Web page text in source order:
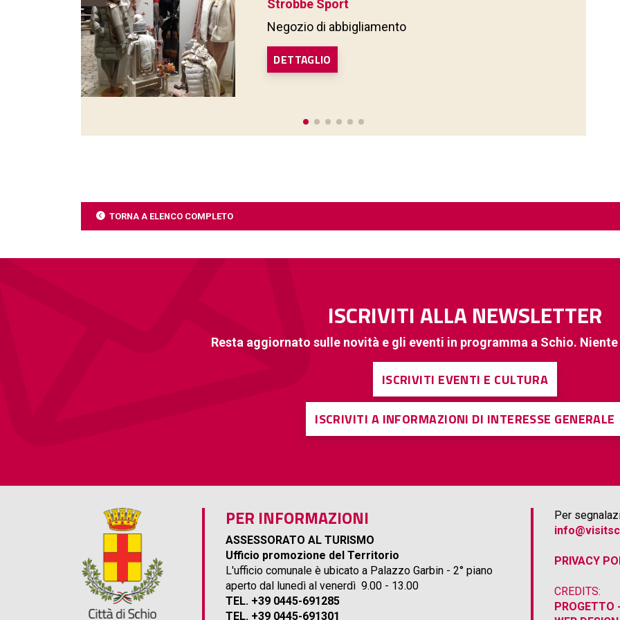
Strobbe Sport
Negozio di abbigliamento
DETTAGLIO
TORNA A ELENCO COMPLETO
ISCRIVITI ALLA NEWSLETTER
Resta aggiornato sulle novità e gli eventi in programma a Schio.
ISCRIVITI EVENTI E CULTURA
ISCRIVITI A INFORMAZIONI DI INTERESSE GENERALE
PER INFORMAZIONI
ASSESSORATO AL TURISMO
Ufficio promozione del Territorio
L'ufficio comunale è ubicato a Palazzo Garbin - 2° piano
aperto dal lunedì al venerdì 9.00 - 13.00
TEL. +39 0445-691285
TEL. +39 0445-691301
Per
PRIVACY
CREDITS:
PROGETTO